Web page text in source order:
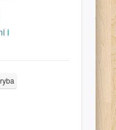
i
ryba